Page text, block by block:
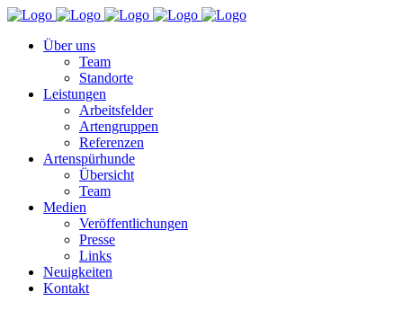
Über uns
Team
Standorte
Leistungen
Arbeitsfelder
Artengruppen
Referenzen
Artenspürhunde
Übersicht
Team
Medien
Veröffentlichungen
Presse
Links
Neuigkeiten
Kontakt